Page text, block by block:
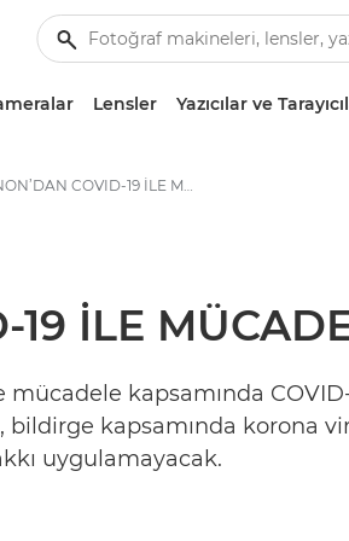
Lensler Yazıcılar ve
CANON’DAN COVID-19 İLE MÜCADELEYE DESTEK - Canon Basın Merkezi
19 İLE
kapsamında
kapsamında korona
uygulamayacak.